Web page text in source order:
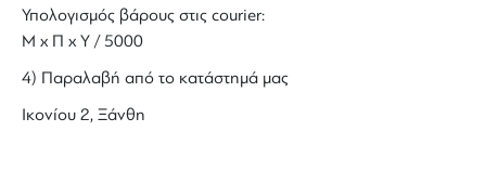
Υπολογισμός βάρους στις courier:
Μ x Π x Y / 5000
4) Παραλαβή από το κατάστημά μας
Ικονίου 2, Ξάνθη